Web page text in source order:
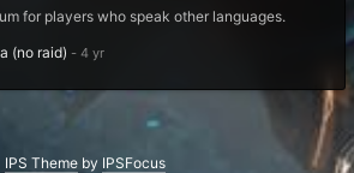
for players who speak other languages.
(no raid)
IPS Theme by IPSFocus